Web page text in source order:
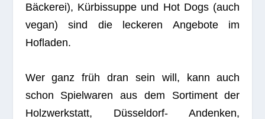
Bäckerei), Kürbissuppe und Hot Dogs (auch
vegan) sind die lecke­ren Ange­bote im
Hofladen.
Wer ganz früh dran sein will, kann auch
schon Spiel­wa­ren aus dem Sor­ti­ment der
Holz­werk­statt, Düsseldorf- Andenken,